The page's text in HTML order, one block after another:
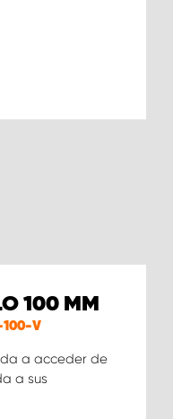
100 MM
100-V
a acceder de
a sus